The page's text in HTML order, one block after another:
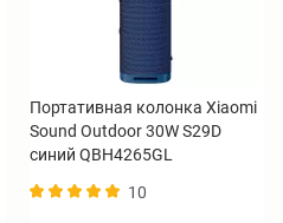
Портативная колонка Xiaomi
Sound Outdoor 30W S29D
синий QBH4265GL
10